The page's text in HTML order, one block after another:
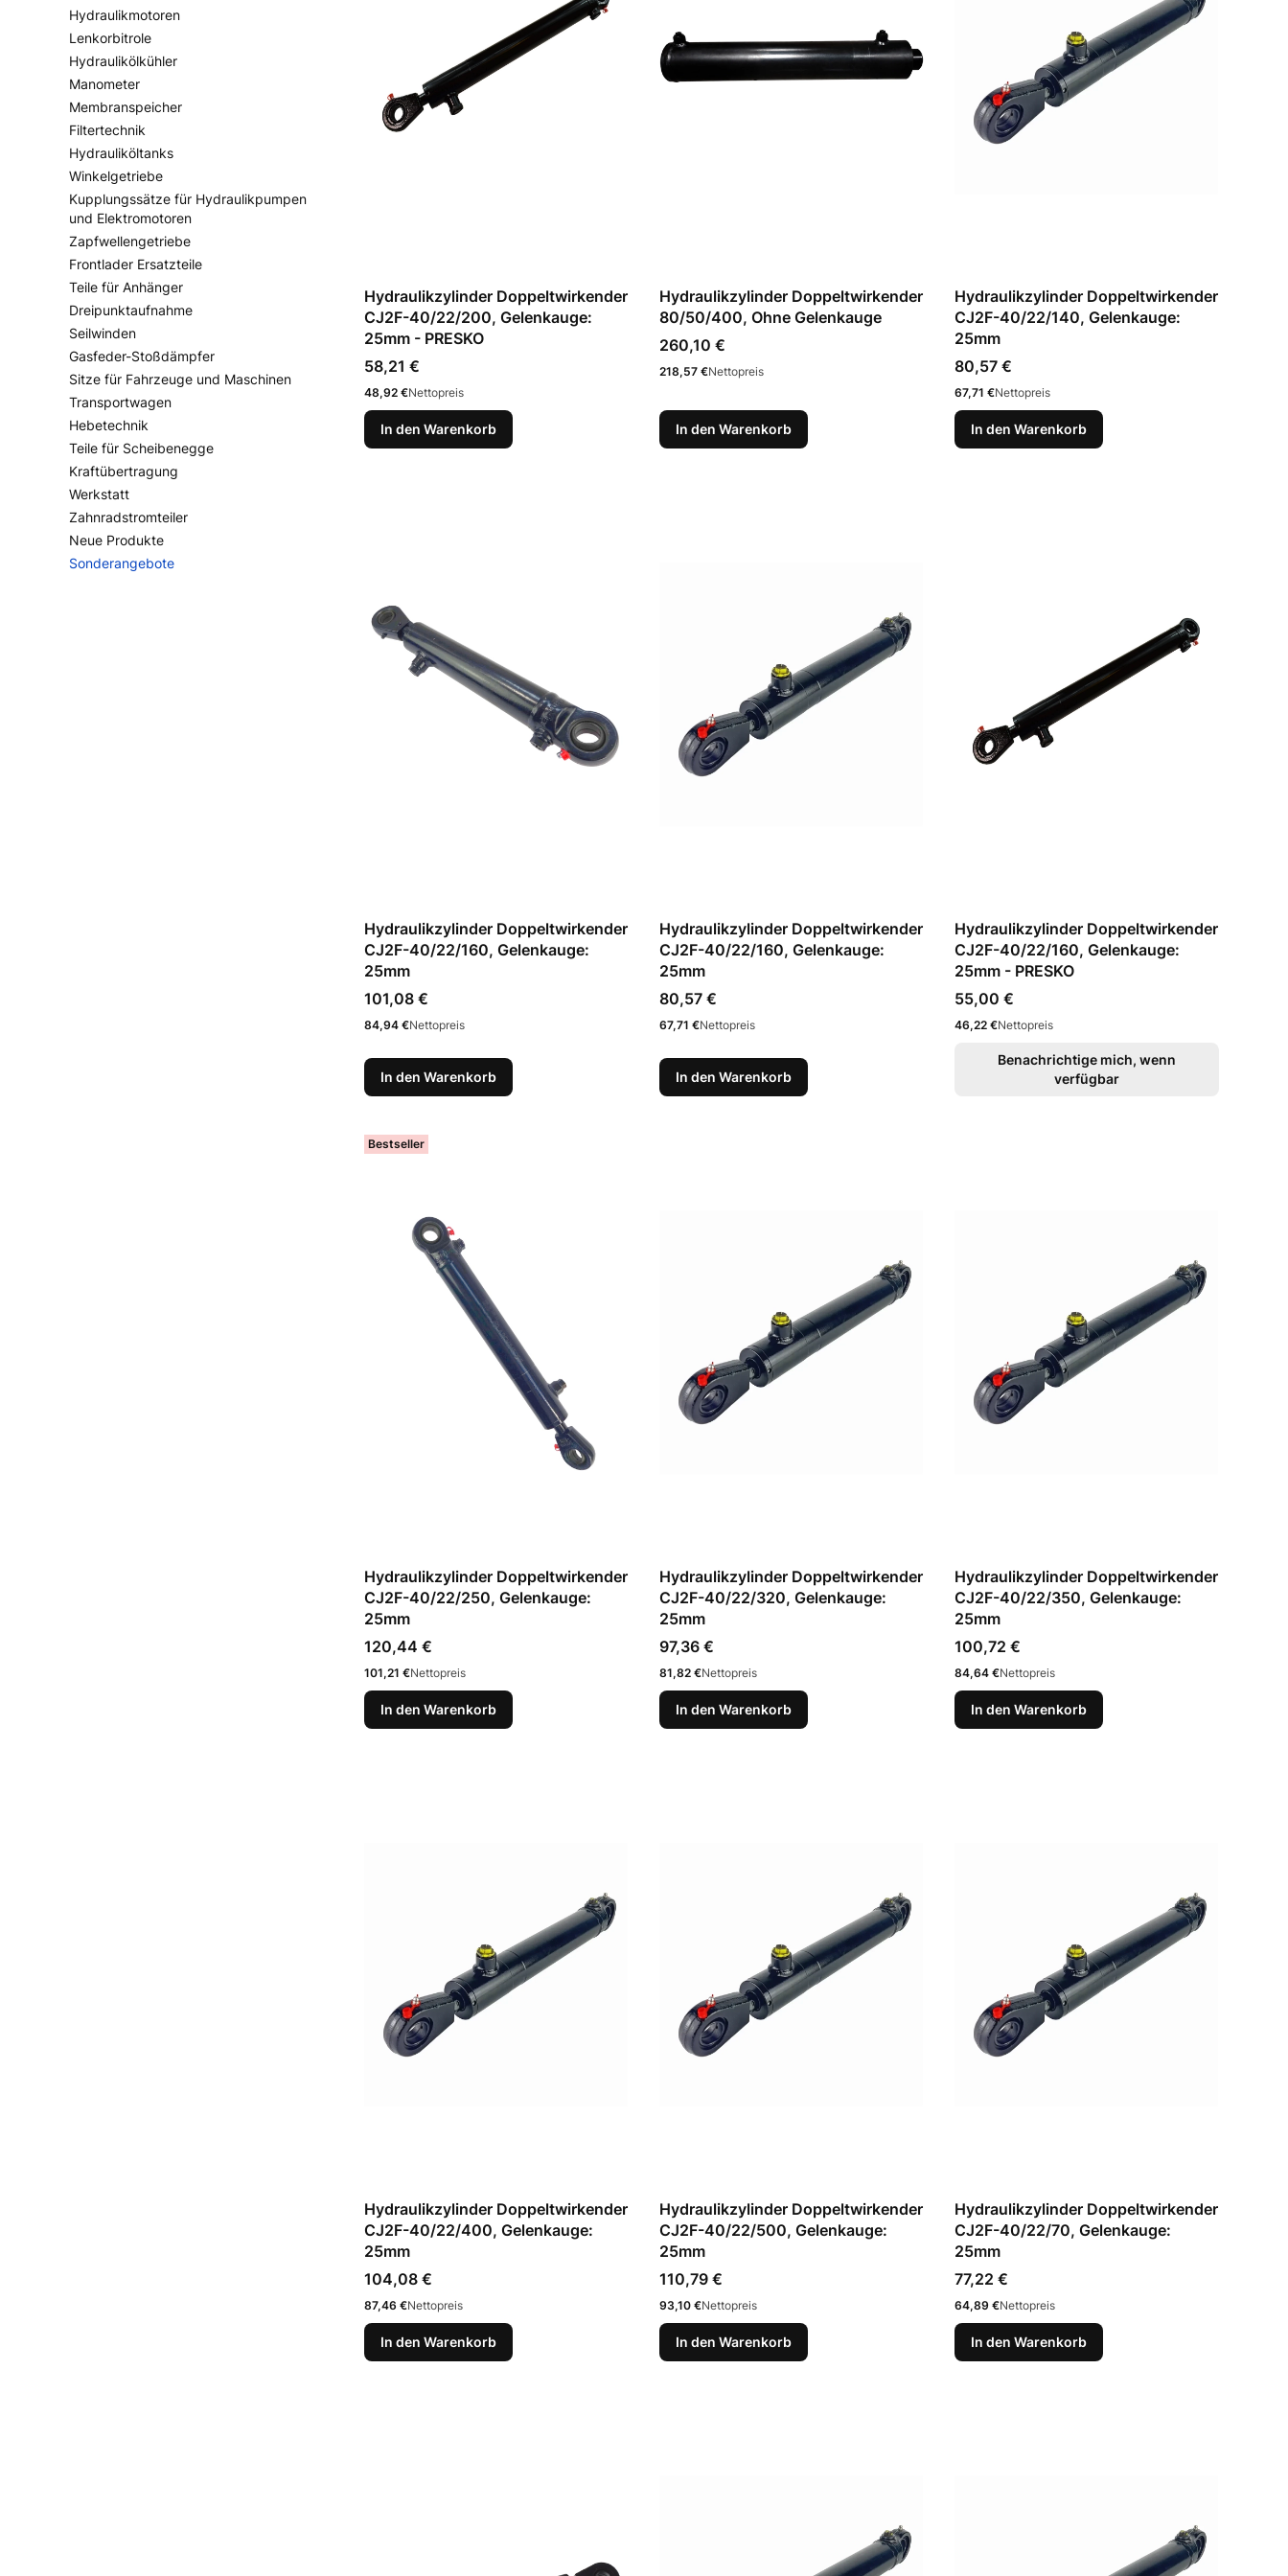
Hydraulikmotoren
Lenkorbitrole
Hydraulikölkühler
Manometer
Membranspeicher
Filtertechnik
Hydrauliköltanks
Winkelgetriebe
Kupplungssätze für Hydraulikpumpen
und Elektromotoren
Zapfwellengetriebe
Frontlader Ersatzteile
Teile für Anhänger
Dreipunktaufnahme
Seilwinden
Gasfeder-Stoßdämpfer
Sitze für Fahrzeuge und Maschinen
Transportwagen
Hebetechnik
Teile für Scheibenegge
Kraftübertragung
Werkstatt
Zahnradstromteiler
Neue Produkte
Sonderangebote
Hydraulikzylinder Doppeltwirkender
CJ2F-40/22/200, Gelenkauge:
25mm - PRESKO
Preis
58,21 €
Preis
48,92 €Nettopreis
In den Warenkorb
Hydraulikzylinder Doppeltwirkender
80/50/400, Ohne Gelenkauge
Preis
260,10 €
Preis
218,57 €Nettopreis
In den Warenkorb
Hydraulikzylinder Doppeltwirkender
CJ2F-40/22/140, Gelenkauge:
25mm
Preis
80,57 €
Preis
67,71 €Nettopreis
In den Warenkorb
Hydraulikzylinder Doppeltwirkender
CJ2F-40/22/160, Gelenkauge:
25mm
Preis
101,08 €
Preis
84,94 €Nettopreis
In den Warenkorb
Hydraulikzylinder Doppeltwirkender
CJ2F-40/22/160, Gelenkauge:
25mm
Preis
80,57 €
Preis
67,71 €Nettopreis
In den Warenkorb
Hydraulikzylinder Doppeltwirkender
CJ2F-40/22/160, Gelenkauge:
25mm - PRESKO
Preis
55,00 €
Preis
46,22 €Nettopreis
Benachrichtige mich, wenn
verfügbar
Bestseller
Hydraulikzylinder Doppeltwirkender
CJ2F-40/22/250, Gelenkauge:
25mm
Preis
120,44 €
Preis
101,21 €Nettopreis
In den Warenkorb
Hydraulikzylinder Doppeltwirkender
CJ2F-40/22/320, Gelenkauge:
25mm
Preis
97,36 €
Preis
81,82 €Nettopreis
In den Warenkorb
Hydraulikzylinder Doppeltwirkender
CJ2F-40/22/350, Gelenkauge:
25mm
Preis
100,72 €
Preis
84,64 €Nettopreis
In den Warenkorb
Hydraulikzylinder Doppeltwirkender
CJ2F-40/22/400, Gelenkauge:
25mm
Preis
104,08 €
Preis
87,46 €Nettopreis
In den Warenkorb
Hydraulikzylinder Doppeltwirkender
CJ2F-40/22/500, Gelenkauge:
25mm
Preis
110,79 €
Preis
93,10 €Nettopreis
In den Warenkorb
Hydraulikzylinder Doppeltwirkender
CJ2F-40/22/70, Gelenkauge:
25mm
Preis
77,22 €
Preis
64,89 €Nettopreis
In den Warenkorb